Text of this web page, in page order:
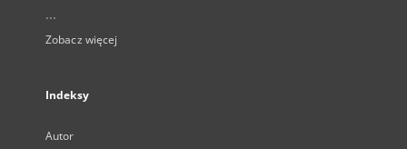
...
Zobacz więcej
Indeksy
Autor